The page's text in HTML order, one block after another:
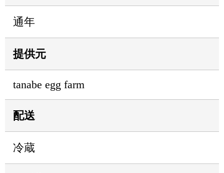
通年
提供元
tanabe egg farm
配送
冷蔵